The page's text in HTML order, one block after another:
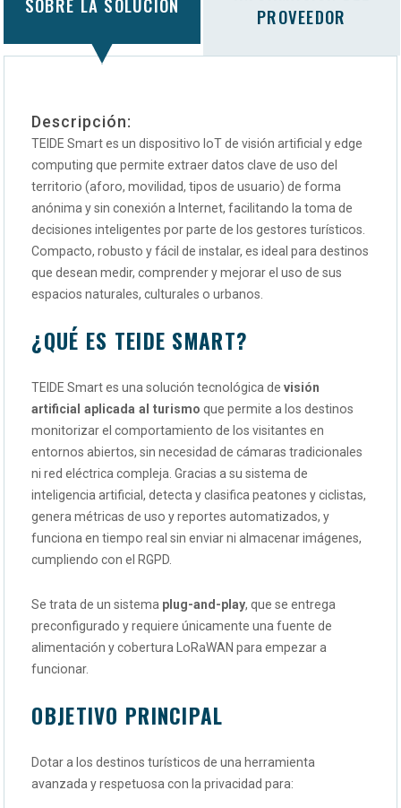
SOBRE LA SOLUCIÓN
PROVEEDOR
Descripción:
TEIDE Smart es un dispositivo IoT de visión artificial y edge
computing que permite extraer datos clave de uso del
territorio (aforo, movilidad, tipos de usuario) de forma
anónima y sin conexión a Internet, facilitando la toma de
decisiones inteligentes por parte de los gestores turísticos.
Compacto, robusto y fácil de instalar, es ideal para destinos
que desean medir, comprender y mejorar el uso de sus
espacios naturales, culturales o urbanos.
¿QUÉ ES TEIDE SMART?
TEIDE Smart es una solución tecnológica devisión
artificial aplicada al turismo que permite a los destinos
monitorizar el comportamiento de los visitantes en
entornos abiertos, sin necesidad de cámaras tradicionales
ni red eléctrica compleja. Gracias a su sistema de
inteligencia artificial, detecta y clasifica peatones y ciclistas,
genera métricas de uso y reportes automatizados, y
funciona en tiempo real sin enviar ni almacenar imágenes,
cumpliendo con el RGPD.
Se trata de un sistema plug-and-play, que se entrega
preconfigurado y requiere únicamente una fuente de
alimentación y cobertura LoRaWAN para empezar a
funcionar.
OBJETIVO PRINCIPAL
Dotar a los destinos turísticos de una herramienta
avanzada y respetuosa con la privacidad para: